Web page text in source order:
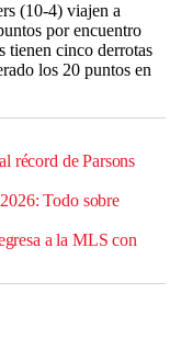
(10-4) viajen a
por encuentro
tienen cinco derrotas
los 20 puntos en
récord de Parsons
Todo sobre
a la MLS con